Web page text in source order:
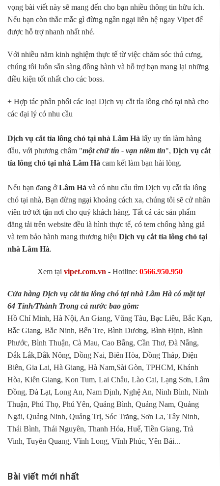
vọng bài viết này sẽ mang đến cho bạn nhiều thông tin hữu ích.
Nếu bạn còn thắc mắc gì đừng ngần ngại liên hệ ngay Vipet để
được hỗ trợ nhanh nhất nhé.
Với nhiều năm kinh nghiệm thực tế từ việc chăm sóc thú cưng,
chúng tôi luôn sẵn sàng đồng hành và hỗ trợ bạn mang lại những
điều kiện tốt nhất cho các boss.
+ Hợp tác phân phối các loại Dịch vụ cắt tỉa lông chó tại nhà cho
các đại lý có nhu cầu
Dịch vụ cắt tỉa lông chó tại nhà Lâm Hà lấy uy tín làm hàng
đầu, với phương châm "một chữ tín - vạn niềm tin", Dịch vụ cắt
tỉa lông chó tại nhà Lâm Hà cam kết làm bạn hài lòng.
Nếu bạn đang ởLâm Hà và có nhu cầu tìm Dịch vụ cắt tỉa lông
chó tại nhà, Bạn đừng ngại khoảng cách xa, chúng tôi sẽ cử nhân
viên trở tới tận nơi cho quý khách hàng. Tất cả các sản phẩm
đăng tải trên website đều là hình thực tế, có tem chống hàng giả
và tem bảo hành mang thương hiệu Dịch vụ cắt tỉa lông chó tại
nhà Lâm Hà.
Xem tại vipet.com.vn - Hotline: 0566.950.950
Cửa hàng Dịch vụ cắt tỉa lông chó tại nhà Lâm Hà có mặt tại
64 Tỉnh/Thành Trong cả nước bao gồm:
Hồ Chí Minh, Hà Nội, An Giang, Vũng Tàu, Bạc Liêu, Bắc Kạn,
Bắc Giang, Bắc Ninh, Bến Tre, Bình Dương, Bình Định, Bình
Phước, Bình Thuận, Cà Mau, Cao Bằng, Cần Thơ, Đà Nẵng,
Đắk Lắk,Đắk Nông, Đồng Nai, Biên Hòa, Đồng Tháp, Điện
Biên, Gia Lai, Hà Giang, Hà Nam,Sài Gòn, TPHCM, Khánh
Hòa, Kiên Giang, Kon Tum, Lai Châu, Lào Cai, Lạng Sơn, Lâm
Đồng, Đà Lạt, Long An, Nam Định, Nghệ An, Ninh Bình, Ninh
Thuận, Phú Thọ, Phú Yên, Quảng Bình, Quảng Nam, Quảng
Ngãi, Quảng Ninh, Quảng Trị, Sóc Trăng, Sơn La, Tây Ninh,
Thái Bình, Thái Nguyên, Thanh Hóa, Huế, Tiền Giang, Trà
Vinh, Tuyên Quang, Vĩnh Long, Vĩnh Phúc, Yên Bái...
Bài viết mới nhất